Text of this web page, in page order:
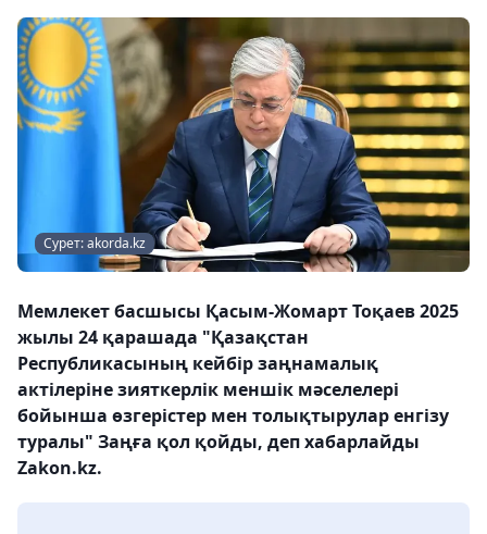
Сурет: akorda.kz
Мемлекет басшысы Қасым-Жомарт Тоқаев 2025
жылы 24 қарашада "Қазақстан
Республикасының кейбір заңнамалық
актілеріне зияткерлік меншік мәселелері
бойынша өзгерістер мен толықтырулар енгізу
туралы" Заңға қол қойды, деп хабарлайды
Zakon.kz.